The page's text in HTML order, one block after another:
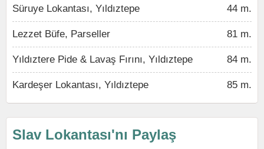
Süruye Lokantası, Yıldıztepe 44 m.
Lezzet Büfe, Parseller 81 m.
Yıldıztere Pide & Lavaş Fırını, Yıldıztepe 84 m.
Kardeşer Lokantası, Yıldıztepe 85 m.
Slav Lokantası'nı Paylaş